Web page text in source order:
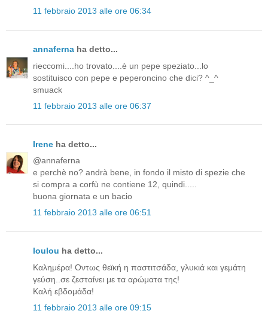
11 febbraio 2013 alle ore 06:34
annaferna ha detto...
rieccomi....ho trovato....è un pepe speziato...lo
sostituisco con pepe e peperoncino che dici? ^_^
smuack
11 febbraio 2013 alle ore 06:37
Irene ha detto...
@annaferna
e perchè no? andrà bene, in fondo il misto di spezie che
si compra a corfù ne contiene 12, quindi.....
buona giornata e un bacio
11 febbraio 2013 alle ore 06:51
loulou ha detto...
Καλημέρα! Οντως θεϊκή η παστιτσάδα, γλυκιά και γεμάτη
γεύση..σε ζεσταίνει με τα αρώματα της!
Καλή εβδομάδα!
11 febbraio 2013 alle ore 09:15